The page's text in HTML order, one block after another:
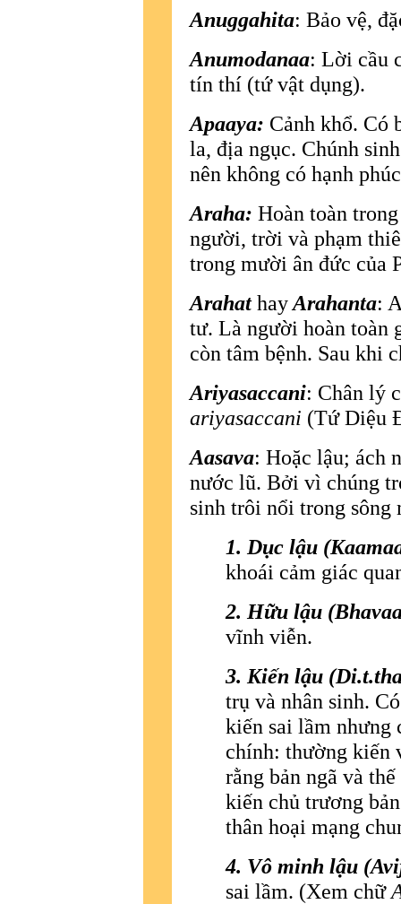
Anuggahita: Bảo vệ,
Anumodanaa: Lời cầu
tín thí (tứ vật dụng).
Apaaya: Cảnh khổ. Có
la, địa ngục. Chúnh
nên không có hạnh
Araha: Hoàn toàn
người, trời và phạm
trong mười ân đức của
ArahathayArahanta:
tư. Là người hoàn toàn
còn tâm bệnh. Sau khi
Ariyasaccani: Chân lý
ariyasaccani (Tứ Diệu
Aasava: Hoặc lậu; ách
nước lũ. Bởi vì chúng
sinh trôi nổi trong sông
1. Dục lậu
khoái cảm giác
2. Hữu lậu
vĩnh viễn.
3. Kiến lậu
trụ và nhân sinh.
kiến sai lầm nhưng
chính: thường kiến
rằng bản ngã và
kiến chủ trương
thân hoại mạng
4. Vô minh lậu
sai lầm. (Xem chữ